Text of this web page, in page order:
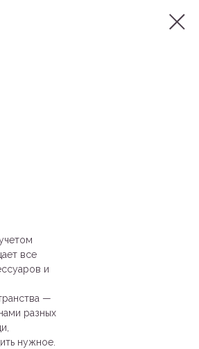
все
и
—
разных
нужное.